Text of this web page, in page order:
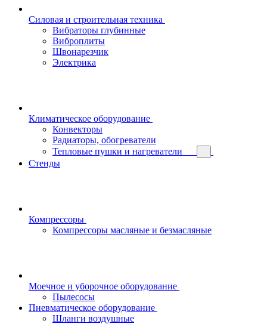
Силовая и строительная техника
Вибраторы глубинные
Виброплиты
Швонарезчик
Электрика
Климатическое оборудование
Конвекторы
Радиаторы, обогреватели
Тепловые пушки и нагреватели
Стенды
Компрессоры
Компрессоры масляные и безмасляные
Моечное и уборочное оборудование
Пылесосы
Пневматическое оборудование
Шланги воздушные